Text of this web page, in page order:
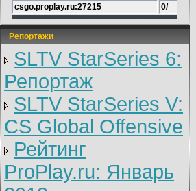
csgo.proplay.ru:27215 0/
Репортажи
SLTV StarSeries 6:
Репортаж
SLTV StarSeries V:
CS Global Offensive
Рейтинг
ProPlay.ru: Январь